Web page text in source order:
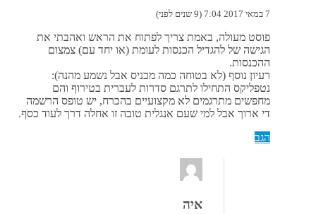
7 במאי 2017 7:04 (9 שנים לפני)
פוסט מעולה, באמת צריך לפתוח את הראש ואהבתי את
הגישה של להגדיל הכנסות לעומת (או יחד עם) צמצום
ההכנסות.
רעיון נוסף (לא בטוחה כמה מכניס אבל נשמע מהנה):
נטפליקס התחילו לתרגם סדרות לעברית בטירוף והם
מחפשים מתרגמים לא מקצועיים בהכרח, יש טופס הרשמה
די ארוך אבל למי שעם אנגלית טובה זו אחלה דרך לעוד כסף.
הגב
איה